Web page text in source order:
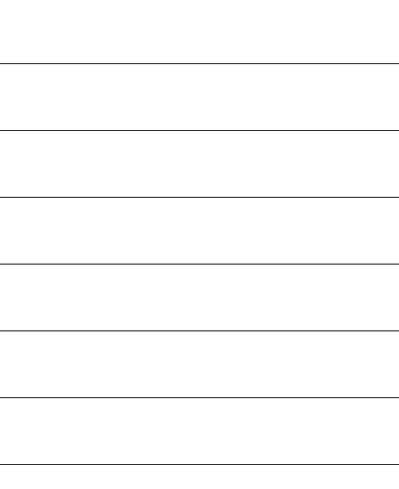
Mount Lebanon Governorate
Sabah
Port Region
Glavni grad Podgorica